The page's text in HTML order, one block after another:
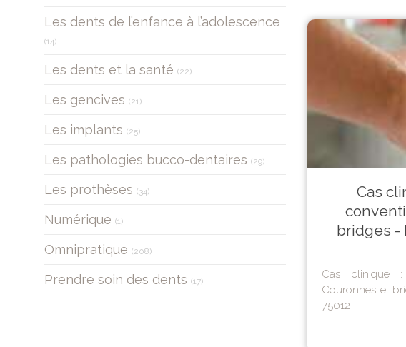
Cas
bridges -
Cas clinique :
Couronnes et
75012
Les dents de l’enfance à l’adolescence
(14)
Les dents et la santé (22)
Les gencives (21)
Les implants (25)
Les pathologies bucco-dentaires (29)
Les prothèses (34)
Numérique (1)
Omnipratique (208)
Prendre soin des dents (17)